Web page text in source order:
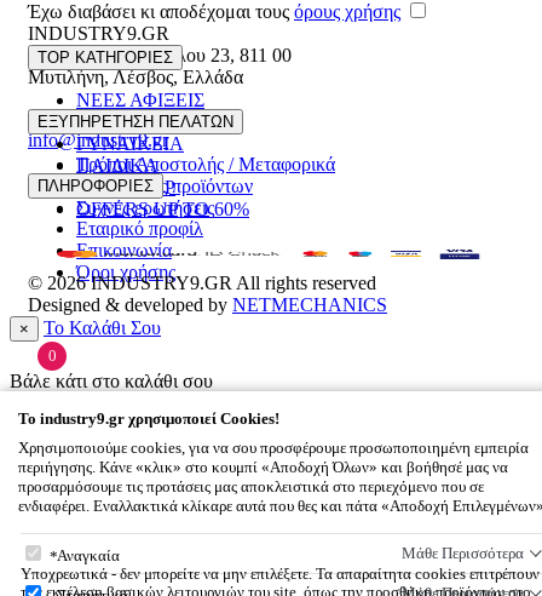
Έχω διαβάσει κι αποδέχομαι τους όρους χρήσης
INDUSTRY9.GR
Ελευθέριου Βενιζέλου 23, 811 00
Μυτιλήνη,Λέσβος,Ελλάδα
22510 55629
info@industry9.gr
TOP ΚΑΤΗΓΟΡΙΕΣ
ΝΕΕΣ ΑΦΙΞΕΙΣ
ΑΝΔΡΙΚΑ
ΓΥΝΑΙΚΕΙΑ
ΠΑΙΔΙΚΑ
ΑΞΕΣΟΥΑΡ
OFFERS UP TO 60%
ΕΞΥΠΗΡΕΤΗΣΗ ΠΕΛΑΤΩΝ
Τρόποι Αποστολής / Μεταφορικά
Επιστροφές προϊόντων
Συχνές ερωτήσεις
ΠΛΗΡΟΦΟΡΙΕΣ
Εταιρικό προφίλ
Επικοινωνία
Όροι χρήσης
© 2026INDUSTRY9.GR All rights reserved
Designed & developed by NETMECHANICS
× Το Καλάθι Σου
0
Βάλε κάτι στο καλάθι σου
To industry9.gr χρησιμοποιεί Cookies!
Χρησιμοποιούμε cookies, για να σου προσφέρουμε προσωποποιημένη εμπειρία
περιήγησης. Κάνε «κλικ» στο κουμπί «Αποδοχή Όλων» και βοήθησέ μας να
προσαρμόσουμε τις προτάσεις μας αποκλειστικά στο περιεχόμενο που σε
ενδιαφέρει. Εναλλακτικά κλίκαρε αυτά που θες και πάτα «Αποδοχή
To
Αναγκαία Μάθε Περισσότερα
Υποχρεωτικά - δεν μπορείτε να μην επιλέξετε. Τα απαραίτητα cookies επιτρέπουν
την εκτέλεση βασικών λειτουργιών του site, όπως την προσθήκη προϊόντων στο